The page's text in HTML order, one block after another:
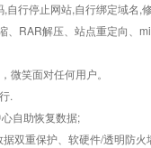
自行停止网站,自行绑定域名,
、RAR解压、站点重定向、
微笑面对任何用户。
.
自助恢复数据;
双重保护、软硬件/透明防火